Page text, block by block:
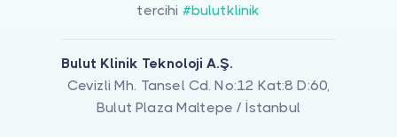
tercihi #bulutklinik
Bulut Klinik Teknoloji A.Ş.
Cevizli Mh. Tansel Cd. No:12 Kat:8 D:60,
Bulut Plaza Maltepe / İstanbul